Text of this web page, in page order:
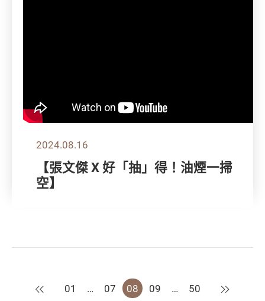
2024.08.16
【張文傑 X 好「抽」得！油煙一掃
空】
上一頁
01 … 07 08 09 … 50 下一頁